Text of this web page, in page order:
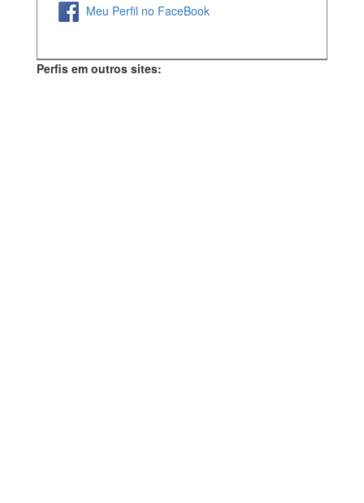
Meu Perfil no FaceBook
Perfis em outros sites: